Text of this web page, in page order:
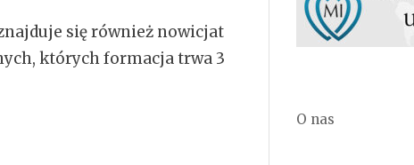
się również nowicjat
których formacja trwa 3
O nas